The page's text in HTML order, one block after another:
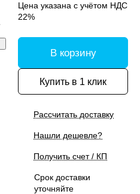
Цена указана с учётом НДС
22%
В корзину
Купить в 1 клик
Рассчитать доставку
Нашли дешевле?
Получить счет / КП
Срок доставки
уточняйте